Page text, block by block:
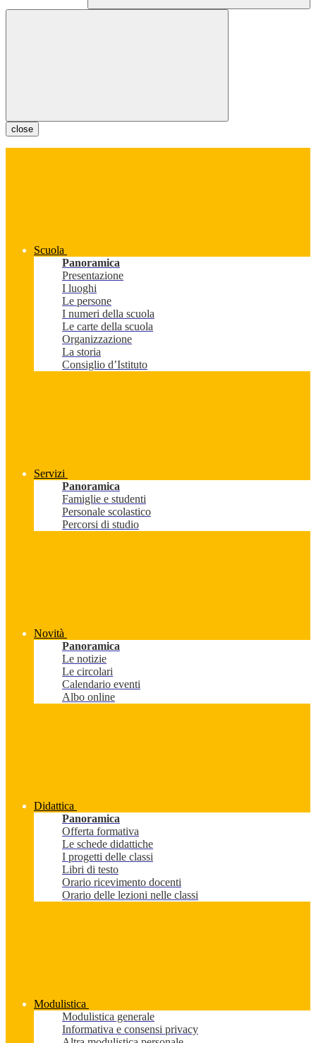
close
Scuola
Panoramica
Presentazione
I luoghi
Le persone
I numeri della scuola
Le carte della scuola
Organizzazione
La storia
Consiglio d’Istituto
Servizi
Panoramica
Famiglie e studenti
Personale scolastico
Percorsi di studio
Novità
Panoramica
Le notizie
Le circolari
Calendario eventi
Albo online
Didattica
Panoramica
Offerta formativa
Le schede didattiche
I progetti delle classi
Libri di testo
Orario ricevimento docenti
Orario delle lezioni nelle classi
Modulistica
Modulistica generale
Informativa e consensi privacy